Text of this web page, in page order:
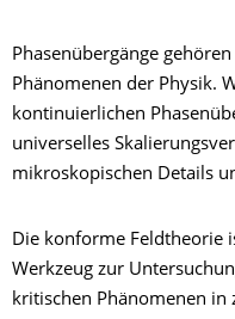
Phasenübergänge
Phänomenen der Physik.
kontinuierlichen
universelles
mikroskopischen Details
Die konforme Feldtheorie
Werkzeug zur
kritischen Phänomenen in